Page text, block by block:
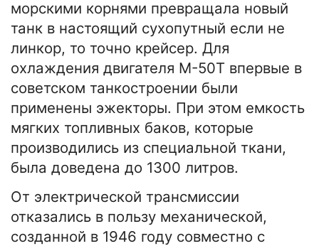
морскими корнями превращала новый
танк в настоящий сухопутный если не
линкор, то точно крейсер. Для
охлаждения двигателя М-50Т впервые в
советском танкостроении были
применены эжекторы. При этом емкость
мягких топливных баков, которые
производились из специальной ткани,
была доведена до 1300 литров.
От электрической трансмиссии
отказались в пользу механической,
созданной в 1946 году совместно с